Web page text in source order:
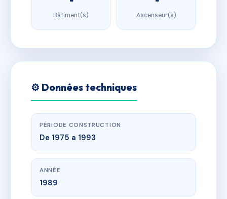
Bâtiment(s) Ascenseur(s)
⚙️ Données techniques
PÉRIODE CONSTRUCTION
De 1975 a 1993
ANNÉE
1989